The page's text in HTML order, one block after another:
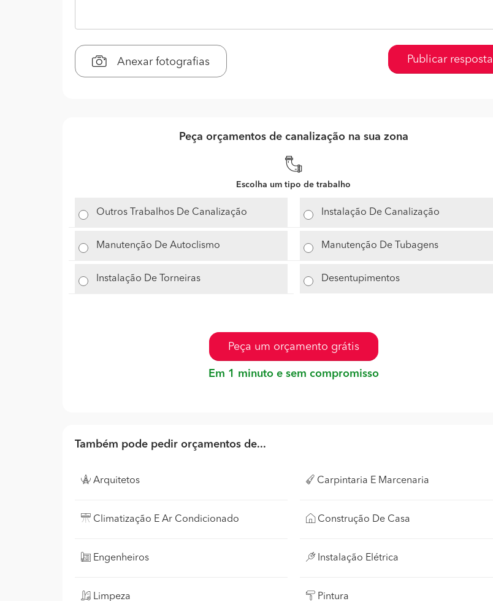
Anexar fotografias Publicar resposta
Peça orçamentos de canalização na sua zona
Escolha um tipo de trabalho
Outros Trabalhos De Canalização Instalação De Canalização
Manutenção De Autoclismo Manutenção De Tubagens
Instalação De Torneiras Desentupimentos
Peça um orçamento grátis
Em 1 minuto e sem compromisso
Também pode pedir orçamentos de...
Arquitetos Carpintaria E Marcenaria
Climatização E Ar Condicionado Construção De Casa
Engenheiros Instalação Elétrica
Limpeza Pintura